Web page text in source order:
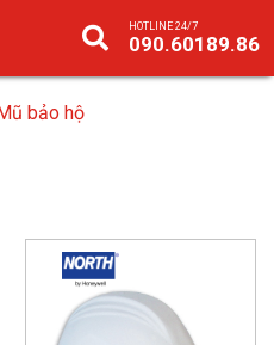
HOTLINE 24/7
090.60189.86
bảo hộ